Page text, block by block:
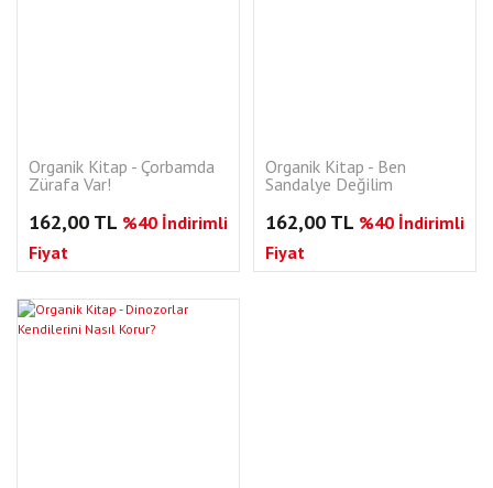
Organik Kitap - Çorbamda
Zürafa Var!
162,00 TL %40 İndirimli
Fiyat
Organik Kitap - Ben
Sandalye Değilim
162,00 TL %40 İndirimli
Fiyat